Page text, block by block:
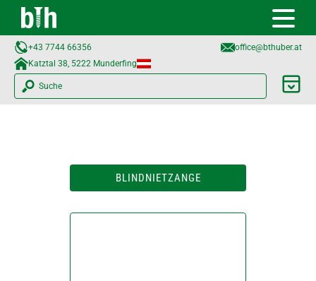
+43 7744 66356
office@bthuber.at​
Katztal 38, 5222 Munderfing
Suche
BLINDNIETZANGE